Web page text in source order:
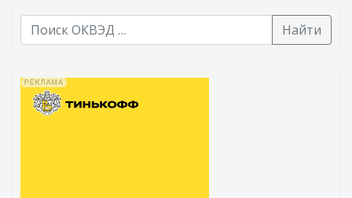
Найти
В списке найденных результатов используйте